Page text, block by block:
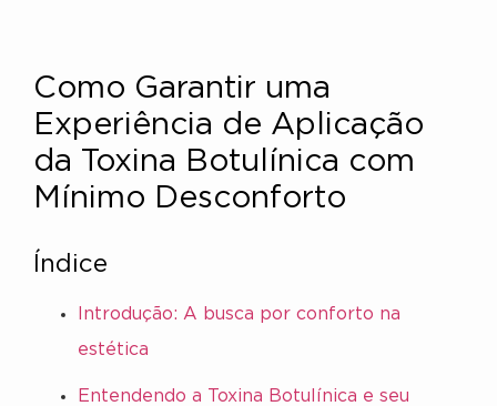
Como Garantir uma
Experiência de Aplicação
da Toxina Botulínica com
Mínimo Desconforto
Índice
Introdução: A busca por conforto na
estética
Entendendo a Toxina Botulínica e seu